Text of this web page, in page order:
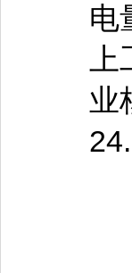
电
业